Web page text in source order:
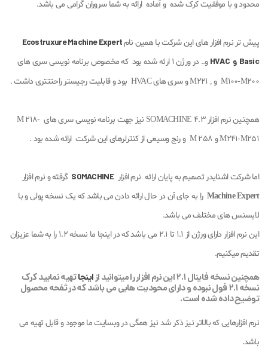
محدود و با موفقیت کرک شده و آماده ارائه به شما سروران گرامی می باشد.
پیش تر نرم افزار های این شرکت با همین نامEcostruxure Machine Expert
Basic و HVAC
و.. در ورژن 1 ارئه شده بود که مخصوص برنامه نویسی سری های
M100-M200 و , M221 و سری های HVAC بود و قابلیت رجیستر راحتتتری داشت .
همچنین نرم افزار SOMACHINE 4.3 نیز جهت برنامه نویسی سری های M 218-
M241-M251 و M 258 و رنج وسیعی از کنترلرهای این شرکت ارائه شده بود .
اما شرکت اشنایدر تصمیم به پایان ارائه نرم افزارSOMACHINE گرفته و نرم افزار
Machine Expert را به جای آن در حال ارائه دادن می باشد که یک نسخه پولی و با
لایسنس های مختلف می باشد.
این نرم افزار دارای ورژن از 1.1 تا 2.1 می باشد که در اینجا ما نسخه 1.2 را به شما عزیزان
تقدیم میکنیم.
همچنین نسخه فاینال 2.1 این نرم افزار را میتوانید از اینجاتهیه نمایید کرک
نسخه 2.1 فول نبوده و دارای محودیت هایی می باشد که در ثفحه محصول
توضیح داده شده است.
نرم افزارهایی که بالاتر نیز ذکر شد نیز همگی در وبسایت ما موجود و قابل تهیه می
باشد.